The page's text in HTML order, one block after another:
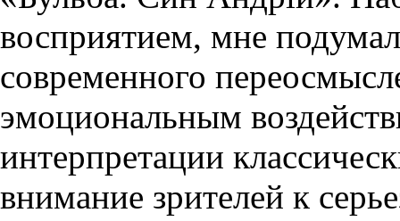
восприятием, мне
современного
эмоциональным
интерпретации
внимание зрителей к